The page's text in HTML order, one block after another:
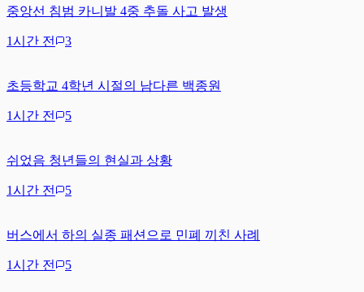
중앙선 침범 카니발 4중 추돌 사고 발생
1시간 전 3
초등학교 4학년 시절의 남다른 백종원
1시간 전 5
쉬었음 청년들의 현실과 상황
1시간 전 5
버스에서 하의 실종 패션으로 민폐 끼친 사례
1시간 전 5